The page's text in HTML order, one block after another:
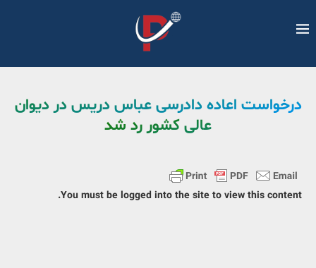
درخواست اعاده دادرسی عباس دریس در دیوان
عالی کشور رد شد
You must be logged into the site to view this content.